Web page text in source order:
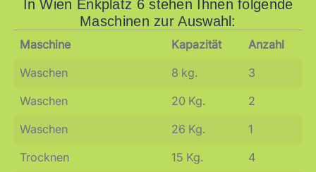
In Wien Enkplatz 6 stehen Ihnen folgende
Maschinen zur Auswahl:
Maschine Kapazität
Anzahl
Waschen
8 kg.
3
Waschen
20 Kg.
2
Waschen
26 Kg.
1
Trocknen
15 Kg.
4